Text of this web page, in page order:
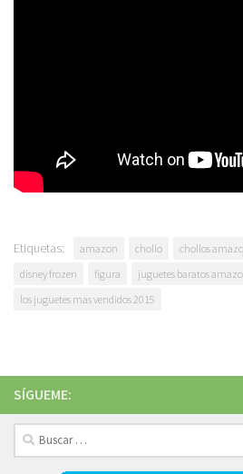
Etiquetas: amazon chollo chollos
disney frozen
figura juguetes baratos
los juguetes mas vendidos 2015
SÍGUEME:
Buscar: